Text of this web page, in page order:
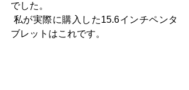
でした。
ブレットはこれです。